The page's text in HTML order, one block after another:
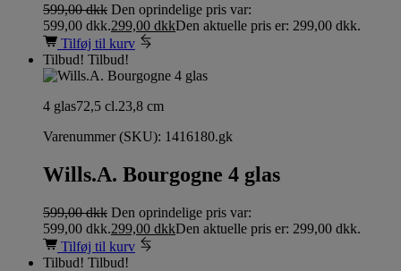
599,00dkk Den oprindelige pris var:
599,00 dkk.299,00 dkkDen aktuelle pris er: 299,00 dkk.
Tilføj til kurv
Tilbud! Tilbud!
4 glas72,5 cl.23,8 cm
Varenummer (SKU): 1416180.gk
Wills.A. Bourgogne 4 glas
599,00dkk Den oprindelige pris var:
599,00 dkk.299,00 dkkDen aktuelle pris er: 299,00 dkk.
Tilføj til kurv
Tilbud! Tilbud!